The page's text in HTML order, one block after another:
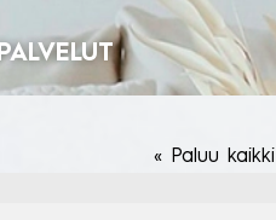
PALVELUT
Paluu